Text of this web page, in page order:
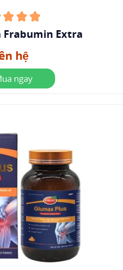
cơ, tái tạo tế bào, sự
cơ thể đang lớn, duy
Do quá trình chuyển đổi
liên quan đến việc biến
methionin hoạt động
qua đường tiêu hóa;
được hấp thu qua
uống. Theo báo cáo sự
người bệnh đã phẫu
được hấp thu tại dạ
tại có mặt trong đường
Frabumin Extra
hệ
ngay